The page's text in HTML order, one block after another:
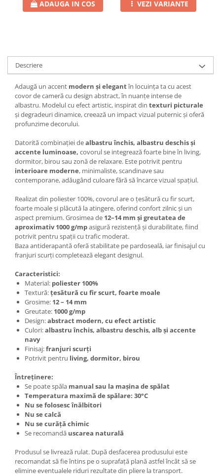
ADAUGA IN COS VEZI VARIANTE
Descriere
Adaugă un accent modern și elegantîn locuința ta cu acest
covor de cameră cu design abstract, în nuanțe intense de
albastru. Modelul cu efect artistic, inspirat din texturi picturale
și degradeuri dinamice, creează un impact vizual puternic și oferă
profunzime decorului.
Datorită combinației dealbastru închis, albastru deschis și
accente luminoase, covorul se integrează foarte bine în living,
dormitor, birou sau zonă de relaxare. Este potrivit pentru
interioare moderne, minimaliste, scandinave sau
contemporane, adăugând culoare fără să încarce vizual spațiul.
Realizat din poliester 100%, covorul are o țesătură cu fir scurt,
foarte moale și plăcută la atingere, oferind confort zilnic și un
aspect premium. Grosimea de 12–14 mm și greutatea de
aproximativ 1000 g/mpasigură rezistență și durabilitate, fiind
potrivit pentru spații cu trafic moderat.
Baza antiderapantă oferă stabilitate pe pardoseală, iar finisajul cu
franjuri scurți completează elegant designul.
Caracteristici:
Material: poliester 100%
Textură:țesătură cu fir scurt, foarte moale
Grosime: 12 – 14 mm
Greutate: 1000 g/mp
Design:abstract modern, cu efect artistic
Culori:albastru închis, albastru deschis, alb și accente
navy
Finisaj:franjuri scurți
Potrivit pentru living, dormitor, birou
Întreținere:
Se poate spăla manual sau la mașina de spălat
Temperatura maximă de spălare: 30°C
Nu se folosesc înălbitori
Nu se calcă
Nu se curăță chimic
Se recomandă uscarea naturală
Produsul se livrează rulat. După desfacerea produsului este
recomandat să fie întins pe o suprafață plană astfel încât să se
elimine eventualele riduri rezultate din pliere la transport.